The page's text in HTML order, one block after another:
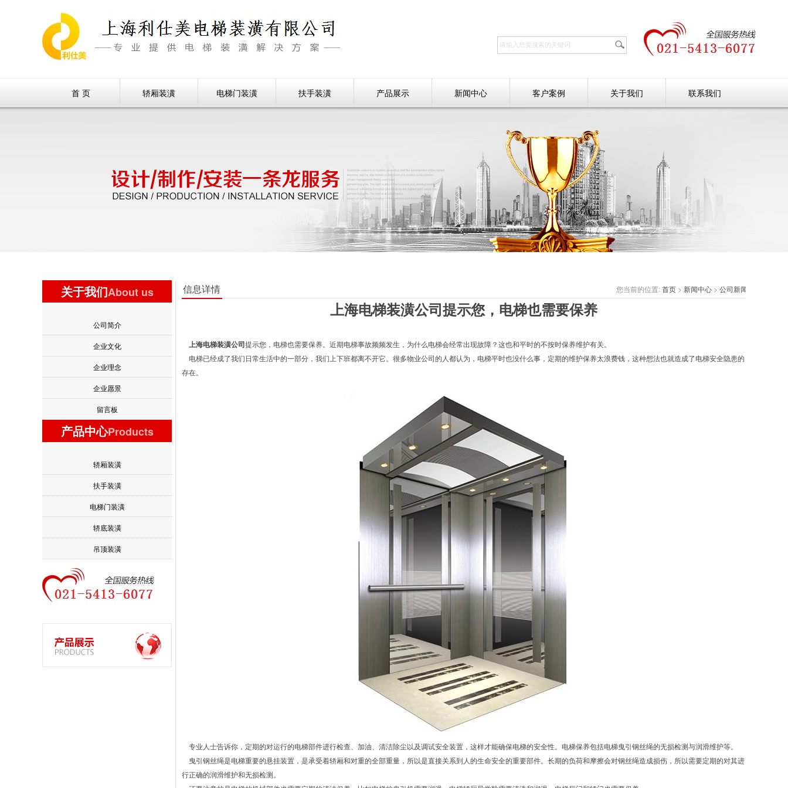
首 页 轿厢装潢 电梯门装潢 扶手装潢 产品展示 新闻中心 客户案例 关于我们 联系我们
关于我们About us
公司简介
企业文化
企业理念
企业愿景
留言板
产品中心Products
轿厢装潢
扶手装潢
电梯门装潢
轿底装潢
吊顶装潢
信息详情 您当前的位置:首页 > 新闻中心 > 公司新闻
上海电梯装潢公司提示您，电梯也需要保养
上海电梯装潢公司提示您，电梯也需要保养。近期电梯事故频频发生，为什么电梯会经常出现故障？这也和平时的不按时保养维护有关。
电梯已经成了我们日常生活中的一部分，我们上下班都离不开它。很多物业公司的人都认为，电梯平时也没什么事，定期的维护保养太浪费钱，这种想法也就造成了电梯安全隐患的
存在。
专业人士告诉你，定期的对运行的电梯部件进行检查、加油、清洁除尘以及调试安全装置，这样才能确保电梯的安全性。电梯保养包括电梯曳引钢丝绳的无损检测与润滑维护等。
曳引钢丝绳是电梯重要的悬挂装置，是承受着轿厢和对重的全部重量，所以是直接关系到人的生命安全的重要部件。长期的负荷和摩擦会对钢丝绳造成损伤，所以需要定期的对其进
行正确的润滑维护和无损检测。